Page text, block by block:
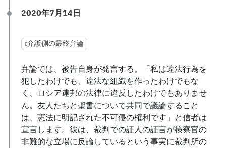
2020年7月14日
弁護側の最終弁論
弁論では、被告自身が発言する。「私は違法行為を
犯したわけでも、違法な組織を作ったわけでもな
く、ロシア連邦の法律に違反したわけでもありませ
ん。友人たちと聖書について共同で議論すること
は、憲法に明記された不可侵の権利です」と信者は
宣言します。彼は、裁判での証人の証言が検察官の
非難的な立場に反論しているという事実に裁判所の